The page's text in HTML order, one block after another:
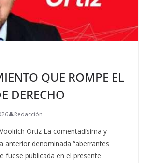
QUE ROMPE EL
DERECHO
Redacción
Ortiz La comentadísima y
anterior denominada “aberrantes
fuese publicada en el presente